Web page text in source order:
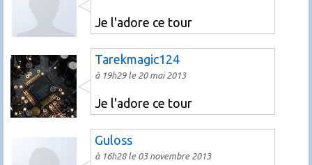
Je l'adore ce tour
Tarekmagic124
à 19h29 le 20 mai 2013
Je l'adore ce tour
Guloss
à 16h28 le 03 novembre 2013